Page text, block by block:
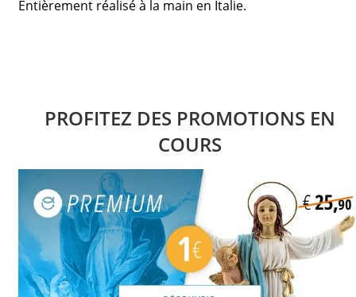
Entièrement réalisé à la main en Italie.
PROFITEZ DES PROMOTIONS EN
COURS